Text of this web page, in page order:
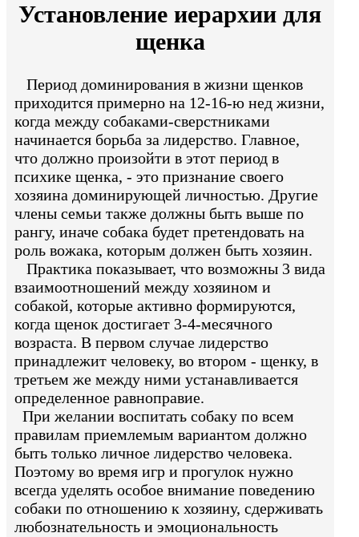
Установление иерархии для
щенка
Период доминирования в жизни щенков
приходится примерно на 12-16-ю нед жизни,
когда между собаками-сверстниками
начинается борьба за лидерство. Главное,
что должно произойти в этот период в
психике щенка, - это признание своего
хозяина доминирующей личностью. Другие
члены семьи также должны быть выше по
рангу, иначе собака будет претендовать на
роль вожака, которым должен быть хозяин.
Практика показывает, что возможны 3 вида
взаимоотношений между хозяином и
собакой, которые активно формируются,
когда щенок достигает 3-4-месячного
возраста. В первом случае лидерство
принадлежит человеку, во втором - щенку, в
третьем же между ними устанавливается
определенное равноправие.
При желании воспитать собаку по всем
правилам приемлемым вариантом должно
быть только личное лидерство человека.
Поэтому во время игр и прогулок нужно
всегда уделять особое внимание поведению
собаки по отношению к хозяину, сдерживать
любознательность и эмоциональность